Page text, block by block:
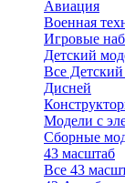
Авиация
Военная
Игровые
Детский
Все
Дисней
Модели с
Сборные
43 масштаб
Все 43